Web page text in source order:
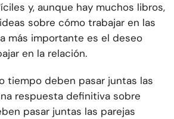
y, aunque hay muchos libros,
sobre cómo trabajar en las
más importante es el deseo
en la relación.
tiempo deben pasar juntas las
respuesta definitiva sobre
pasar juntas las parejas